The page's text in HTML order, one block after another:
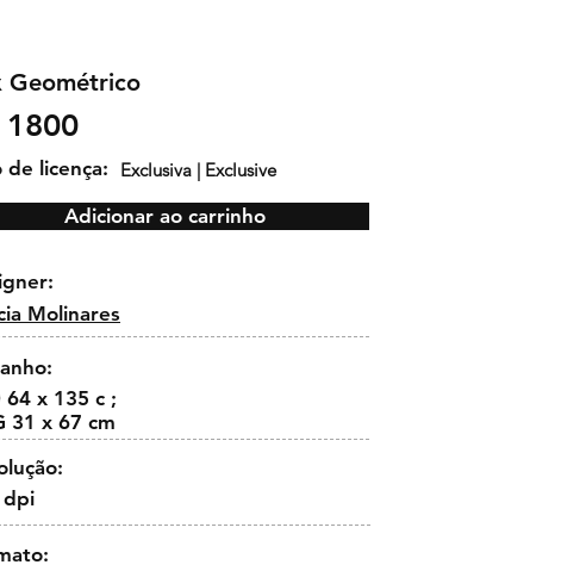
Geométrico
1800
de licença: Exclusiva | Exclusive
Adicionar ao carrinho
Molinares
64 x 135 c ;
31 x 67 cm
dpi